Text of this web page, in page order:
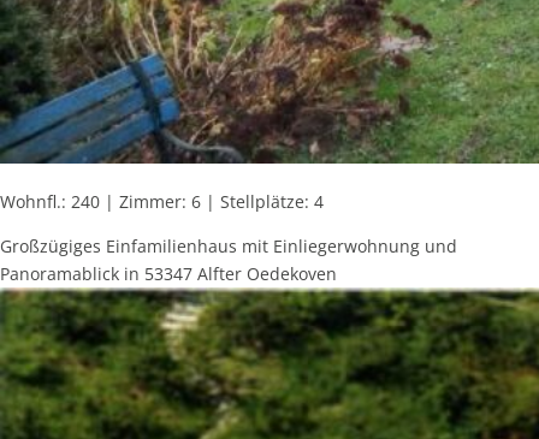
Wohnfl.: 240 | Zimmer: 6 | Stellplätze: 4
Großzügiges Einfamilienhaus mit Einliegerwohnung und
Panoramablick in 53347 Alfter Oedekoven